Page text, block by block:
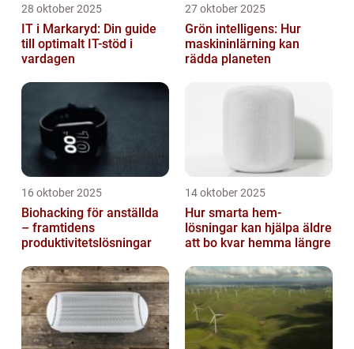
28 oktober 2025
IT i Markaryd: Din guide
till optimalt IT-stöd i
vardagen
27 oktober 2025
Grön intelligens: Hur
maskininlärning kan
rädda planeten
16 oktober 2025
Biohacking för anställda
– framtidens
produktivitetslösningar
14 oktober 2025
Hur smarta hem-
lösningar kan hjälpa äldre
att bo kvar hemma längre